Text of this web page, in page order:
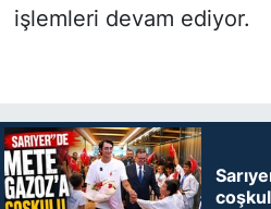
işlemleri devam ediyor.